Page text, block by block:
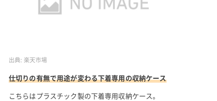
出典: 楽天市場
仕切りの有無で用途が変わる下着専用の収納ケース
こちらはプラスチック製の下着専用収納ケース。